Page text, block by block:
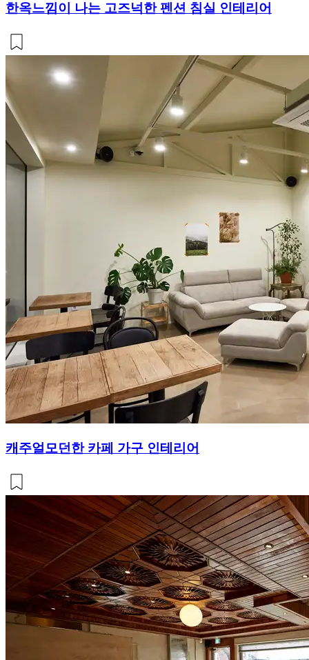
한옥느낌이 나는 고즈넉한 펜션 침실 인테리어
캐주얼모던한 카페 가구 인테리어